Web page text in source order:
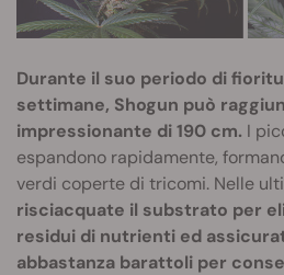
Durante il suo periodo di
settimane, Shogun può
impressionante di 190 cm. I
espandono rapidamente,
verdi coperte di tricomi. Nelle
risciacquate il substrato per
residui di nutrienti ed
abbastanza barattoli per